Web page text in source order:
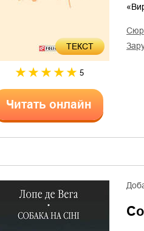
ТЕКСТ
5
Читать онлайн